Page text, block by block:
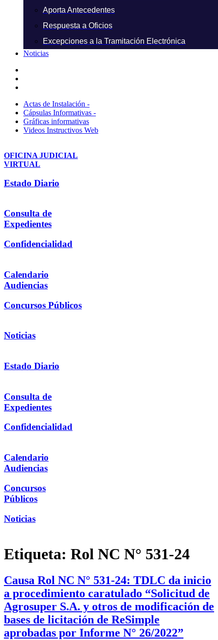
Aporta Antecedentes
Respuesta a Oficios
Excepciones a la Tramitación Electrónica
Noticias
Actas de Instalación -
Cápsulas Informativas -
Gráficas informativas
Videos Instructivos Web
OFICINA JUDICIAL
VIRTUAL
Estado Diario
Consulta de
Expedientes
Confidencialidad
Calendario
Audiencias
Concursos Públicos
Noticias
Estado Diario
Consulta de
Expedientes
Confidencialidad
Calendario
Audiencias
Concursos
Públicos
Noticias
Etiqueta: Rol NC N° 531-24
Causa Rol NC N° 531-24: TDLC da inicio
a procedimiento caratulado “Solicitud de
Agrosuper S.A. y otros de modificación de
bases de licitación de ReSimple
aprobadas por Informe N° 26/2022”